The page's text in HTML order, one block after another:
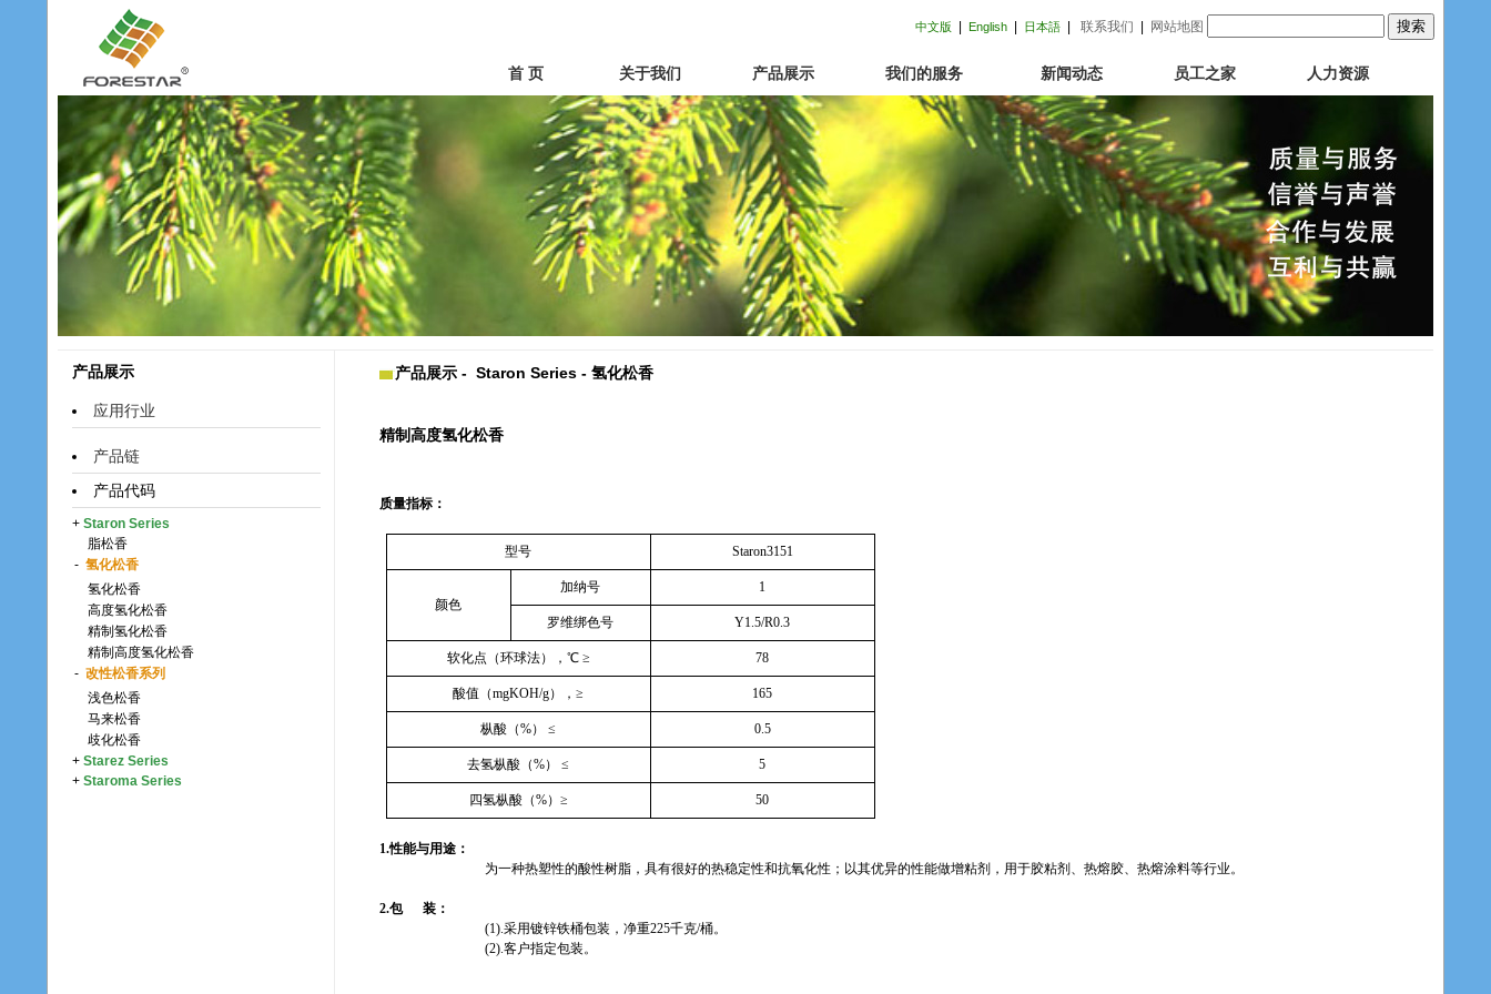
中文版 English 日本語 联系我们 网站地图
首 页 关于我们 产品展示 我们的服务 新闻动态 员工之家 人力资源
产品展示
应用行业
产品链
产品代码
+ Staron Series
脂松香
- 氢化松香
氢化松香
高度氢化松香
精制氢化松香
精制高度氢化松香
- 改性松香系列
浅色松香
马来松香
歧化松香
+ Starez Series
+ Staroma Series
产品展示 - Staron Series- 氢化松香
精制高度氢化松香
质量指标：
型号 Staron3151
颜色
加纳号 1
罗维绑色号 Y1.5/R0.3
软化点（环球法），℃ ≥ 78
酸值（mgKOH/g），≥ 165
枞酸（%） ≤ 0.5
去氢枞酸（%） ≤ 5
四氢枞酸（%）≥ 50
1.性能与用途：
为一种热塑性的酸性树脂，具有很好的热稳定性和抗氧化性；以其优异的性能做增粘剂，用于胶粘剂、热熔胶、热熔涂料等行业。
2.包
装：
(1).采用镀锌铁桶包装，净重225千克/桶。
(2).客户指定包装。